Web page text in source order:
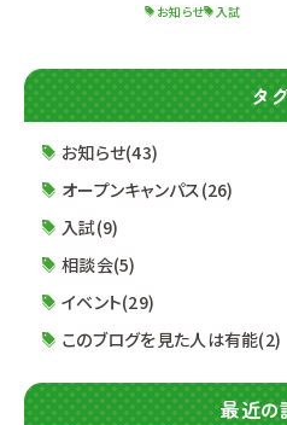
会内容■ 優秀生優
について 出願資格
れ 求める人材像
いて 小論文試験
お知らせ 入試
タ
お知らせ(43)
オープンキャンパス(26)
入試(9)
相談会(5)
イベント(29)
このブログを見た人は有能(2)
最近の